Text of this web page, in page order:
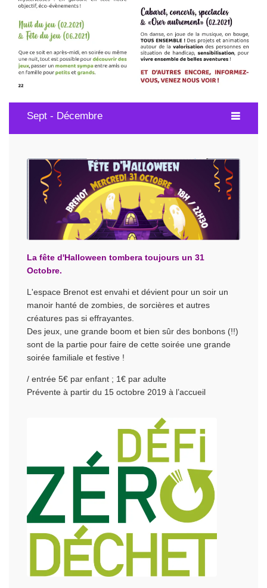
Sept - Décembre
La fête d'Halloween tombera toujours un 31
Octobre.
L'espace Brenot est envahi et dévient pour un soir un
manoir hanté de zombies, de sorcières et autres
créatures pas si effrayantes.
Des jeux, une grande boom et bien sûr des bonbons (!!)
sont de la partie pour faire de cette soirée une grande
soirée familiale et festive !
/ entrée 5€ par enfant ; 1€ par adulte
Prévente à partir du 15 octobre 2019 à l’accueil